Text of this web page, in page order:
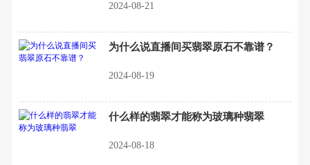
2024-08-21
为什么说直播间买翡翠原石不靠谱？
2024-08-19
什么样的翡翠才能称为玻璃种翡翠
2024-08-18